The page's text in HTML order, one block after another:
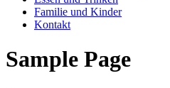
Familie und Kinder
Kontakt
Sample Page